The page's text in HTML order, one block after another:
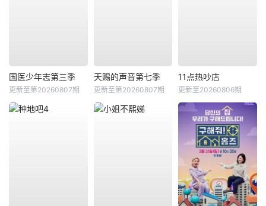
国医少年志第三季
更新至第20260807期
天赐的声音第七季
更新至第20260807期
11点热吵店
更新至20260806期